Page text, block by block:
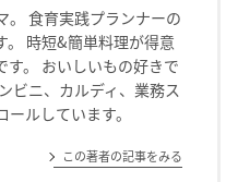
。 食育実践プランナーの
。 時短&簡単料理が得意
す。 おいしいもの好きで
ビニ、カルディ、業務ス
ルしています。
この著者の記事をみる